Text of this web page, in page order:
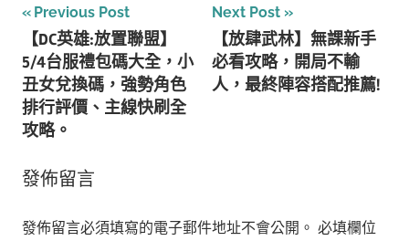
文
章
導
覽
Previous Post
【DC英雄:放置聯盟】
5/4台服禮包碼大全，小
丑女兌換碼，強勢角色
排行評價、主線快刷全
攻略。
Next Post
【放肆武林】無課新手
必看攻略，開局不輸
人，最終陣容搭配推薦!
發佈留言
發佈留言必須填寫的電子郵件地址不會公開。 必填欄位